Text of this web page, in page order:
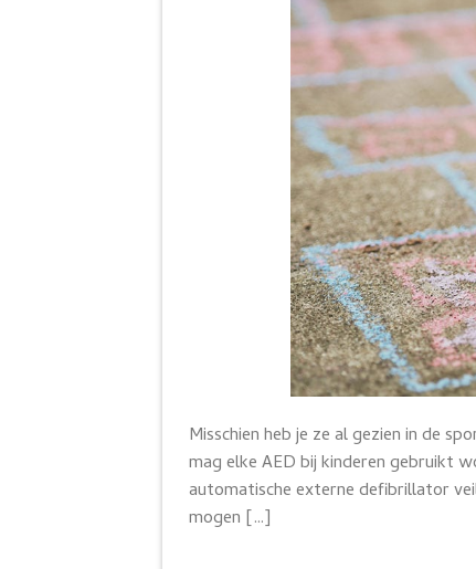
Misschien heb je ze al gezien in de
mag elke AED bij kinderen gebruikt
automatische externe defibrillator
mogen […]